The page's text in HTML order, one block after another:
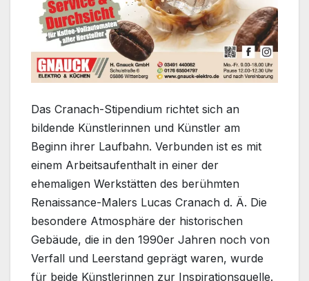
Das Cranach-Stipendium richtet sich an
bildende Künstlerinnen und Künstler am
Beginn ihrer Laufbahn. Verbunden ist es mit
einem Arbeitsaufenthalt in einer der
ehemaligen Werkstätten des berühmten
Renaissance-Malers Lucas Cranach d. Ä. Die
besondere Atmosphäre der historischen
Gebäude, die in den 1990er Jahren noch von
Verfall und Leerstand geprägt waren, wurde
für beide Künstlerinnen zur Inspirationsquelle.